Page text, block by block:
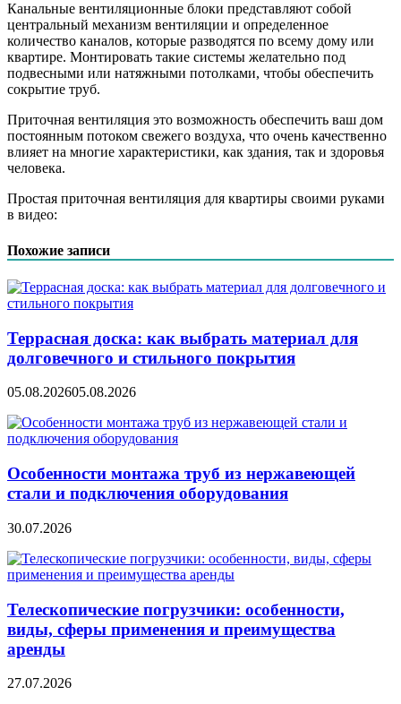
Канальные вентиляционные блоки представляют собой
центральный механизм вентиляции и определенное
количество каналов, которые разводятся по всему дому или
квартире. Монтировать такие системы желательно под
подвесными или натяжными потолками, чтобы обеспечить
сокрытие труб.
Приточная вентиляция это возможность обеспечить ваш дом
постоянным потоком свежего воздуха, что очень качественно
влияет на многие характеристики, как здания, так и здоровья
человека.
Простая приточная вентиляция для квартиры своими руками
в видео:
Похожие записи
Террасная доска: как выбрать материал для
долговечного и стильного покрытия
05.08.202605.08.2026
Особенности монтажа труб из нержавеющей
стали и подключения оборудования
30.07.2026
Телескопические погрузчики: особенности,
виды, сферы применения и преимущества
аренды
27.07.2026